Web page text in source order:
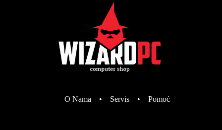
O Nama • Servis • Pomoć